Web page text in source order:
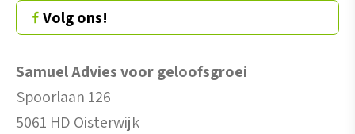
Volg ons!
Samuel Advies voor geloofsgroei
Spoorlaan 126
5061 HD Oisterwijk